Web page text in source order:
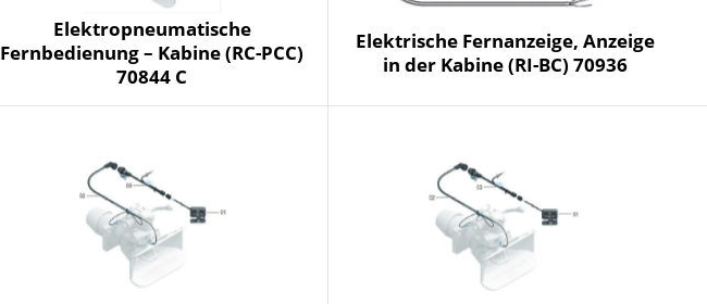
Elektropneumatische
Fernbedienung – Kabine (RC-PCC)
70844 C
Elektrische Fernanzeige, Anzeige
in der Kabine (RI-BC) 70936